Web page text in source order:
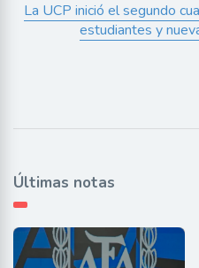
La UCP inició el segundo
estudiantes y
Últimas notas